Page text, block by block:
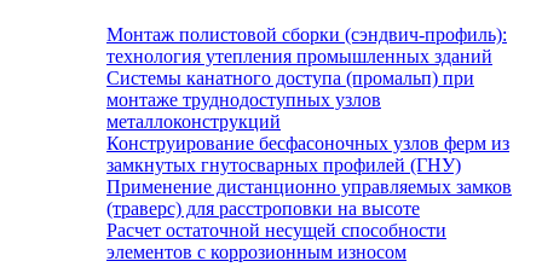
Монтаж полистовой сборки (сэндвич-профиль):
технология утепления промышленных зданий
Системы канатного доступа (промальп) при
монтаже труднодоступных узлов
металлоконструкций
Конструирование бесфасоночных узлов ферм из
замкнутых гнутосварных профилей (ГНУ)
Применение дистанционно управляемых замков
(траверс) для расстроповки на высоте
Расчет остаточной несущей способности
элементов с коррозионным износом